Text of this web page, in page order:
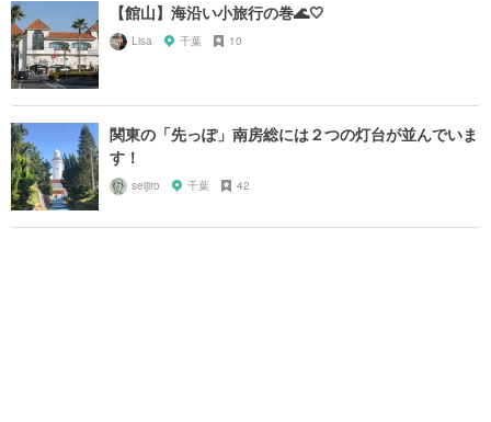
【館山】海沿い小旅行の巻🌊🤍
Lisa 千葉 10
関東の「先っぽ」南房総には２つの灯台が並んでいま
す！
seijiro 千葉 42